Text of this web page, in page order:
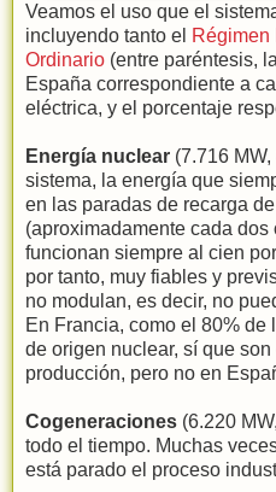
Veamos el uso que el
incluyendo tanto el Régimen
Ordinario (entre paréntesis,
España correspondiente a
eléctrica, y el porcentaje
Energía nuclear (7.716
sistema, la energía que
en las paradas de recarga
(aproximadamente cada
funcionan siempre al cien
por tanto, muy fiables y
no modulan, es decir, no
En Francia, como el 80%
de origen nuclear, sí que
producción, pero no en
Cogeneraciones (6.220
todo el tiempo. Muchas
está parado el proceso